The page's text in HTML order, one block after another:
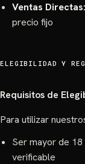
Ventas Directas:
precio fijo
ELEGIBILIDAD Y
Requisitos de
Para utilizar
Ser mayor de
verificable